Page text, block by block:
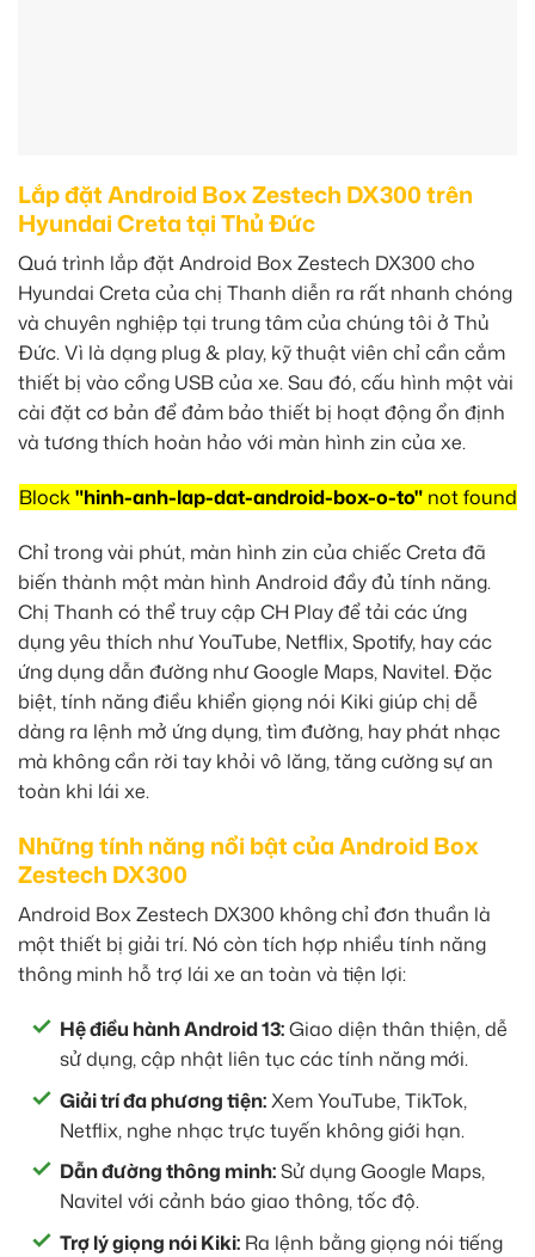
Lắp đặt Android Box Zestech DX300 trên
Hyundai Creta tại Thủ Đức
Quá trình lắp đặt Android Box Zestech DX300 cho
Hyundai Creta của chị Thanh diễn ra rất nhanh chóng
và chuyên nghiệp tại trung tâm của chúng tôi ở Thủ
Đức. Vì là dạng plug & play, kỹ thuật viên chỉ cần cắm
thiết bị vào cổng USB của xe. Sau đó, cấu hình một vài
cài đặt cơ bản để đảm bảo thiết bị hoạt động ổn định
và tương thích hoàn hảo với màn hình zin của xe.
Block"hinh-anh-lap-dat-android-box-o-to"not found
Chỉ trong vài phút, màn hình zin của chiếc Creta đã
biến thành một màn hình Android đầy đủ tính năng.
Chị Thanh có thể truy cập CH Play để tải các ứng
dụng yêu thích như YouTube, Netflix, Spotify, hay các
ứng dụng dẫn đường như Google Maps, Navitel. Đặc
biệt, tính năng điều khiển giọng nói Kiki giúp chị dễ
dàng ra lệnh mở ứng dụng, tìm đường, hay phát nhạc
mà không cần rời tay khỏi vô lăng, tăng cường sự an
toàn khi lái xe.
Những tính năng nổi bật của Android Box
Zestech DX300
Android Box Zestech DX300 không chỉ đơn thuần là
một thiết bị giải trí. Nó còn tích hợp nhiều tính năng
thông minh hỗ trợ lái xe an toàn và tiện lợi:
Hệ điều hành Android 13:Giao diện thân thiện, dễ
sử dụng, cập nhật liên tục các tính năng mới.
Giải trí đa phương tiện:Xem YouTube, TikTok,
Netflix, nghe nhạc trực tuyến không giới hạn.
Dẫn đường thông minh:Sử dụng Google Maps,
Navitel với cảnh báo giao thông, tốc độ.
Trợ lý giọng nói Kiki: Ra lệnh bằng giọng nói tiếng